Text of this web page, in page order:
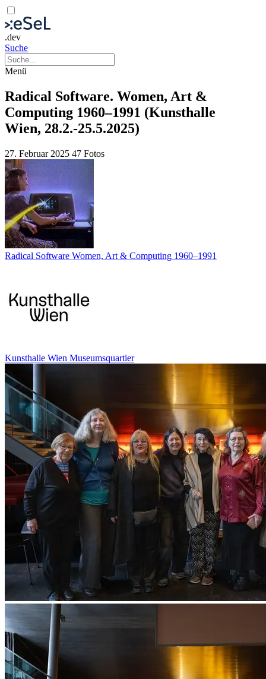
.dev
Suche
Menü
Radical Software. Women, Art &
Computing 1960–1991 (Kunsthalle
Wien, 28.2.-25.5.2025)
27. Februar 2025 47 Fotos
Radical Software Women, Art & Computing 1960–1991
Kunsthalle Wien Museumsquartier